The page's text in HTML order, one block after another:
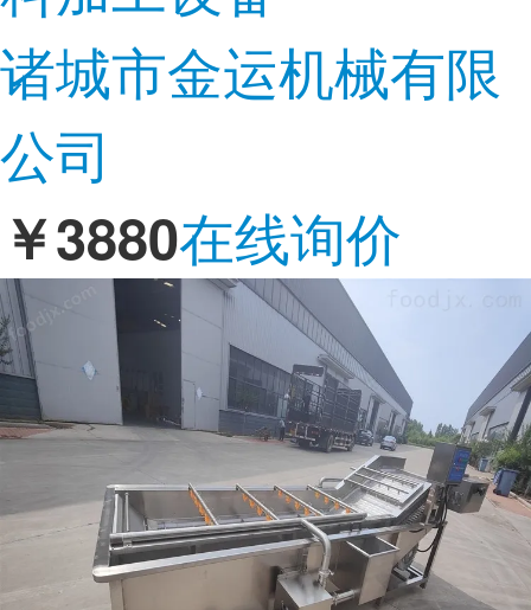
诸城市金运机械有限
公司
￥3880在线询价